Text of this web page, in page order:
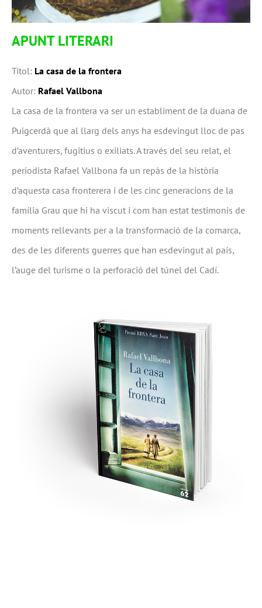
APUNT LITERARI
Títol: La casa de la frontera
Autor: Rafael Vallbona
La casa de la frontera va ser un establiment de la duana de
Puigcerdà que al llarg dels anys ha esdevingut lloc de pas
d’aventurers, fugitius o exiliats. A través del seu relat, el
periodista Rafael Vallbona fa un repàs de la història
d’aquesta casa fronterera i de les cinc generacions de la
família Grau que hi ha viscut i com han estat testimonis de
moments rellevants per a la transformació de la comarca,
des de les diferents guerres que han esdevingut al país,
l’auge del turisme o la perforació del túnel del Cadí.